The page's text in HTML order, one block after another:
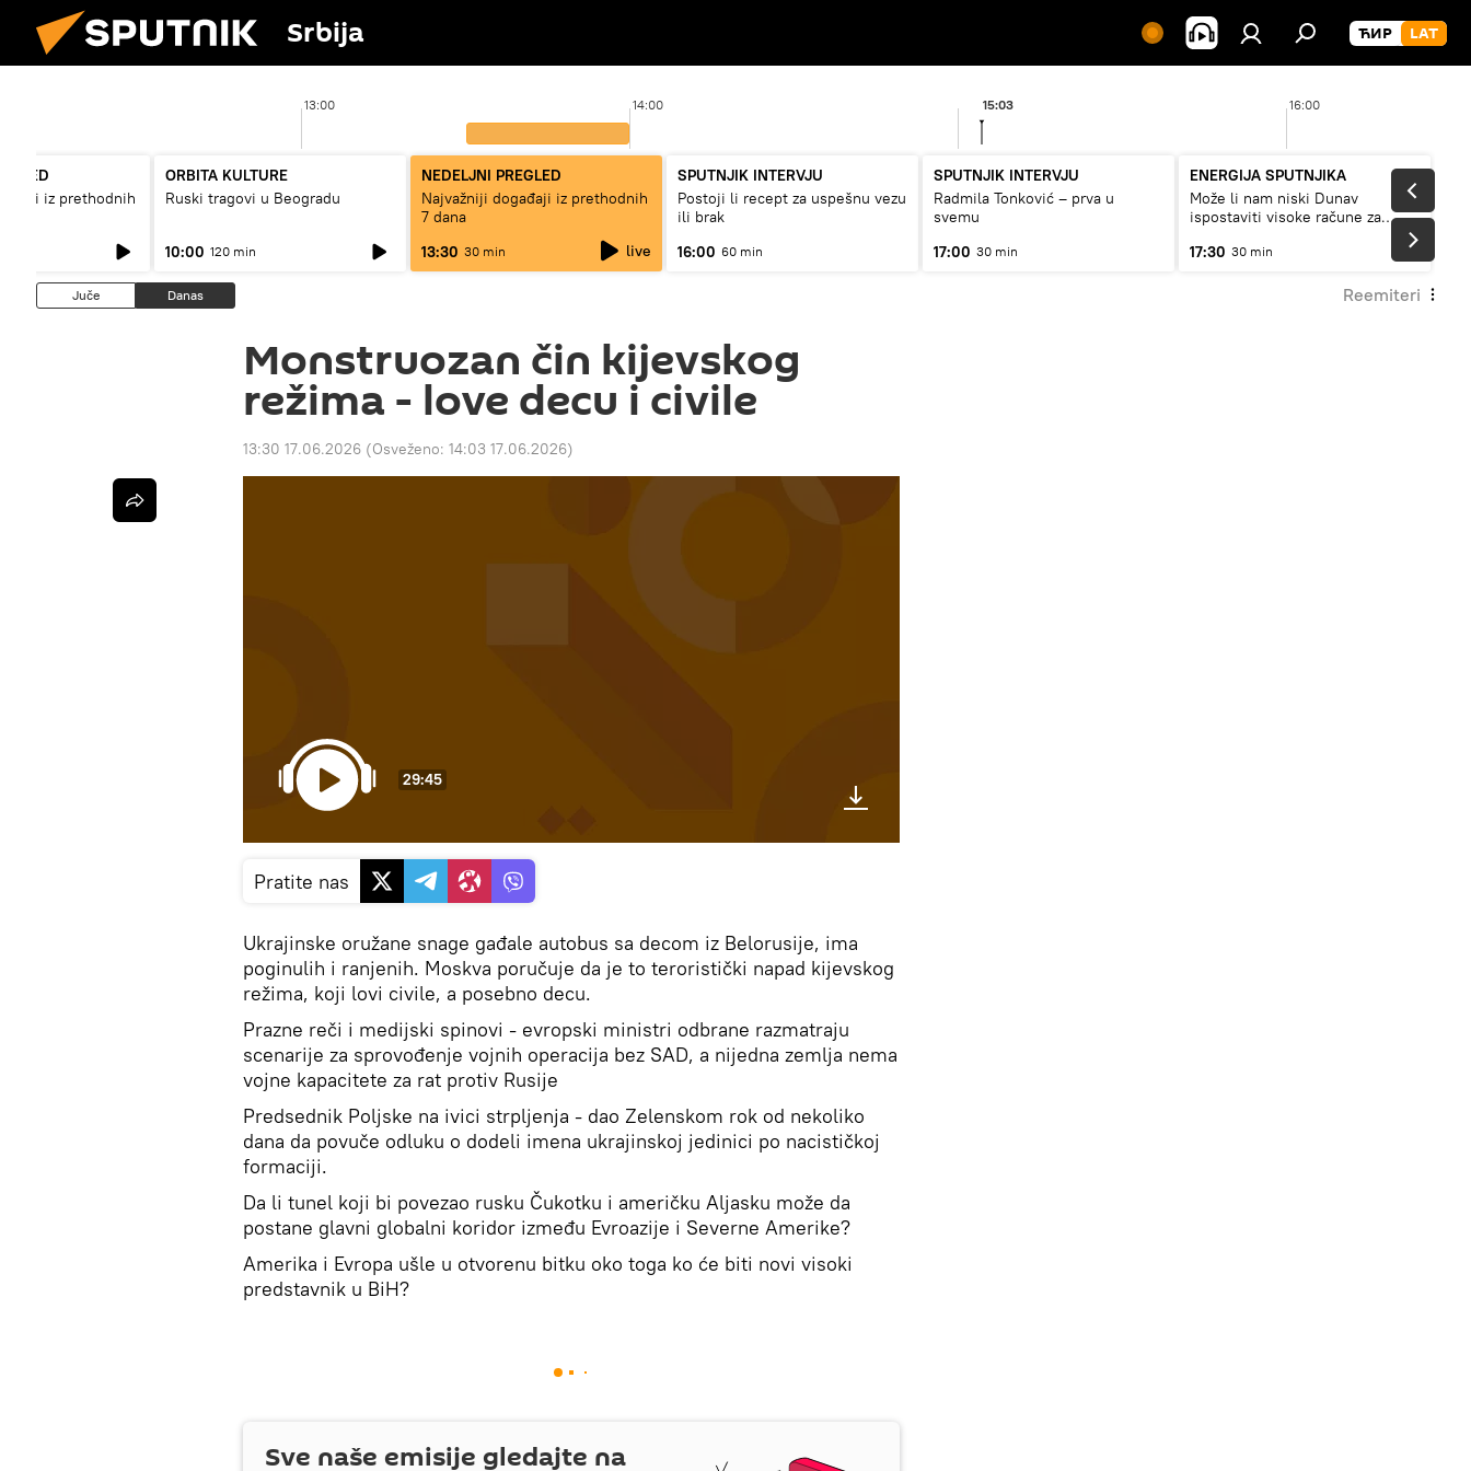
Srbija
13:00 14:00 16:00
15:03
iz prethodnih
ORBITA KULTURE
Ruski tragovi u Beogradu
10:00 120 min
NEDELJNI PREGLED
Najvažniji događaji iz prethodnih
7 dana
13:30 30 min live
SPUTNJIK INTERVJU
Postoji li recept za uspešnu vezu
ili brak
16:00 60 min
SPUTNJIK INTERVJU
Radmila Tonković – prva u
svemu
17:00 30 min
ENERGIJA SPUTNJIKA
Može li nam niski Dunav
ispostaviti visoke račune za
17:30 30 min
Juče Danas Reemiteri
Monstruozan čin kijevskog
režima - love decu i civile
13:30 17.06.2026 (Osveženo: 14:03 17.06.2026)
29:45
Pratite nas
Ukrajinske oružane snage gađale autobus sa decom iz Belorusije, ima
poginulih i ranjenih. Moskva poručuje da je to teroristički napad kijevskog
režima, koji lovi civile, a posebno decu.
Prazne reči i medijski spinovi - evropski ministri odbrane razmatraju
scenarije za sprovođenje vojnih operacija bez SAD, a nijedna zemlja nema
vojne kapacitete za rat protiv Rusije
Predsednik Poljske na ivici strpljenja - dao Zelenskom rok od nekoliko
dana da povuče odluku o dodeli imena ukrajinskoj jedinici po nacističkoj
formaciji.
Da li tunel koji bi povezao rusku Čukotku i američku Aljasku može da
postane glavni globalni koridor između Evroazije i Severne Amerike?
Amerika i Evropa ušle u otvorenu bitku oko toga ko će biti novi visoki
predstavnik u BiH?
Sve naše emisije gledajte na